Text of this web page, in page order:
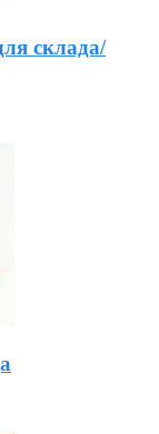
склада/